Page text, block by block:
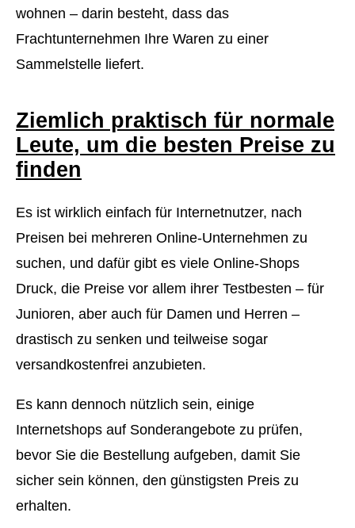
wohnen – darin besteht, dass das
Frachtunternehmen Ihre Waren zu einer
Sammelstelle liefert.
Ziemlich praktisch für normale
Leute, um die besten Preise zu
finden
Es ist wirklich einfach für Internetnutzer, nach
Preisen bei mehreren Online-Unternehmen zu
suchen, und dafür gibt es viele Online-Shops
Druck, die Preise vor allem ihrer Testbesten – für
Junioren, aber auch für Damen und Herren –
drastisch zu senken und teilweise sogar
versandkostenfrei anzubieten.
Es kann dennoch nützlich sein, einige
Internetshops auf Sonderangebote zu prüfen,
bevor Sie die Bestellung aufgeben, damit Sie
sicher sein können, den günstigsten Preis zu
erhalten.